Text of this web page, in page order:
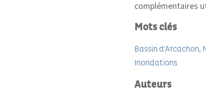
complémentaires
Mots clés
Bassin d'Arcachon
Inondations
Auteurs